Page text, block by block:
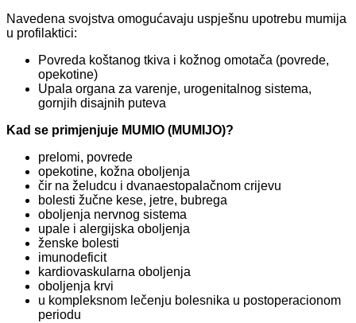
Navedena svojstva omogućavaju uspješnu upotrebu mumija
u profilaktici:
Povreda koštanog tkiva i kožnog omotača (povrede,
opekotine)
Upala organa za varenje, urogenitalnog sistema,
gornjih disajnih puteva
Kad se primjenjuje MUMIO (MUMIJO)?
prelomi, povrede
opekotine, kožna oboljenja
čir na želudcu i dvanaestopalačnom crijevu
bolesti žučne kese, jetre, bubrega
oboljenja nervnog sistema
upale i alergijska oboljenja
ženske bolesti
imunodeficit
kardiovaskularna oboljenja
oboljenja krvi
u kompleksnom lečenju bolesnika u postoperacionom
periodu